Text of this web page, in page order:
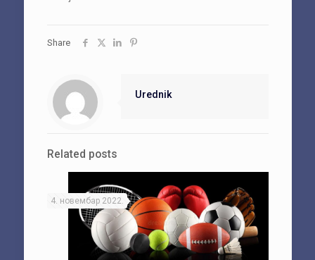
Share
Urednik
Related posts
4. новембар 2022.